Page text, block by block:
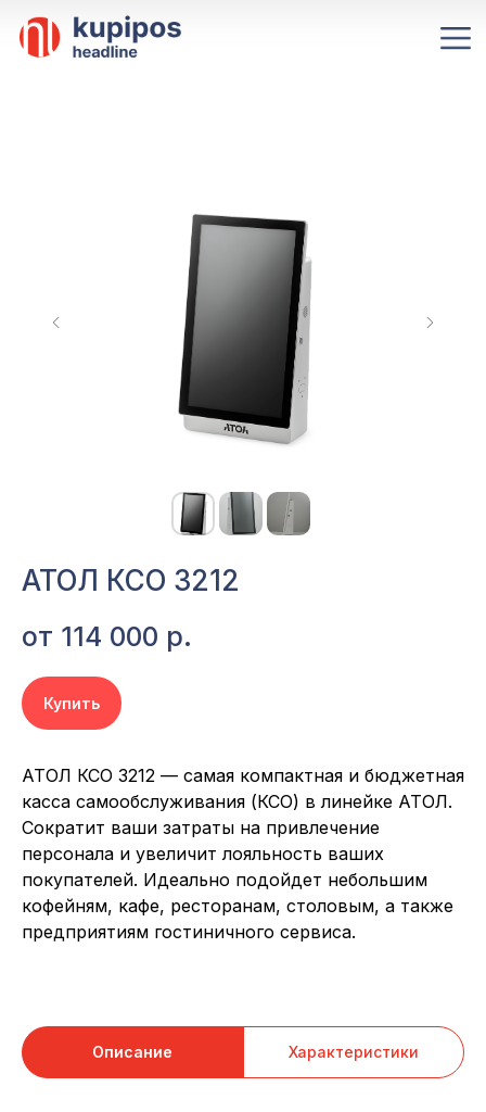
АТОЛ КСО 3212
от 114 000 р.
Купить
АТОЛ КСО 3212 — самая компактная и бюджетная
касса самообслуживания (КСО) в линейке АТОЛ.
Сократит ваши затраты на привлечение
персонала и увеличит лояльность ваших
покупателей. Идеально подойдет небольшим
кофейням, кафе, ресторанам, столовым, а также
предприятиям гостиничного сервиса.
Описание Характеристики